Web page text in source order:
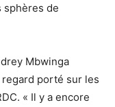
sphères de
Mbwinga
porté sur les
« Il y a encore